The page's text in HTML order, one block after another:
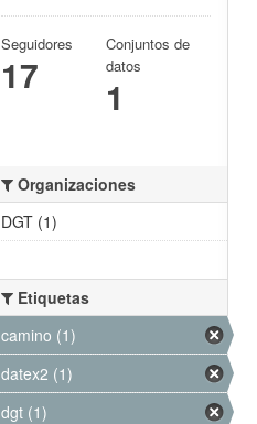
Seguidores
17
Conjuntos de
datos
1
Organizaciones
DGT (1)
Etiquetas
camino (1)
datex2 (1)
dgt (1)